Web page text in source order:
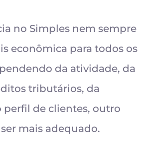
no Simples nem sempre
econômica para todos os
da atividade, da
tributários, da
perfil de clientes, outro
mais adequado.